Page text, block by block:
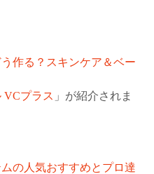
う作る？スキンケア＆ベー
VCプラス 」が紹介されま
ムの人気おすすめとプロ達